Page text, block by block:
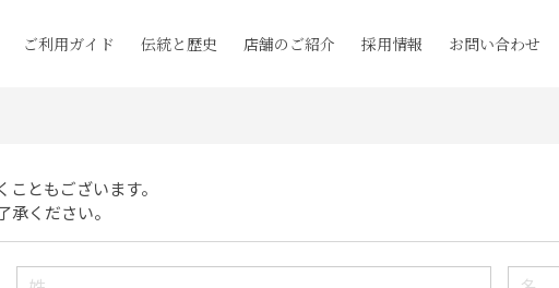
ご利用ガイド 伝統と歴史 店舗のご紹介 採用情報 お問い合わせ
ともございます。
ください。